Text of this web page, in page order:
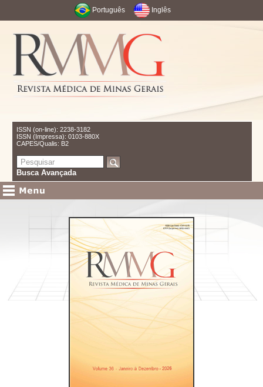
Português Inglês
ISSN (on-line): 2238-3182
ISSN (Impressa): 0103-880X
CAPES/Qualis: B2
Busca Avançada